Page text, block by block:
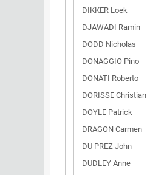
DIKKER Loek
DJAWADI Ramin
DODD Nicholas
DONAGGIO Pino
DONATI Roberto
DORISSE Christian
DOYLE Patrick
DRAGON Carmen
DU PREZ John
DUDLEY Anne